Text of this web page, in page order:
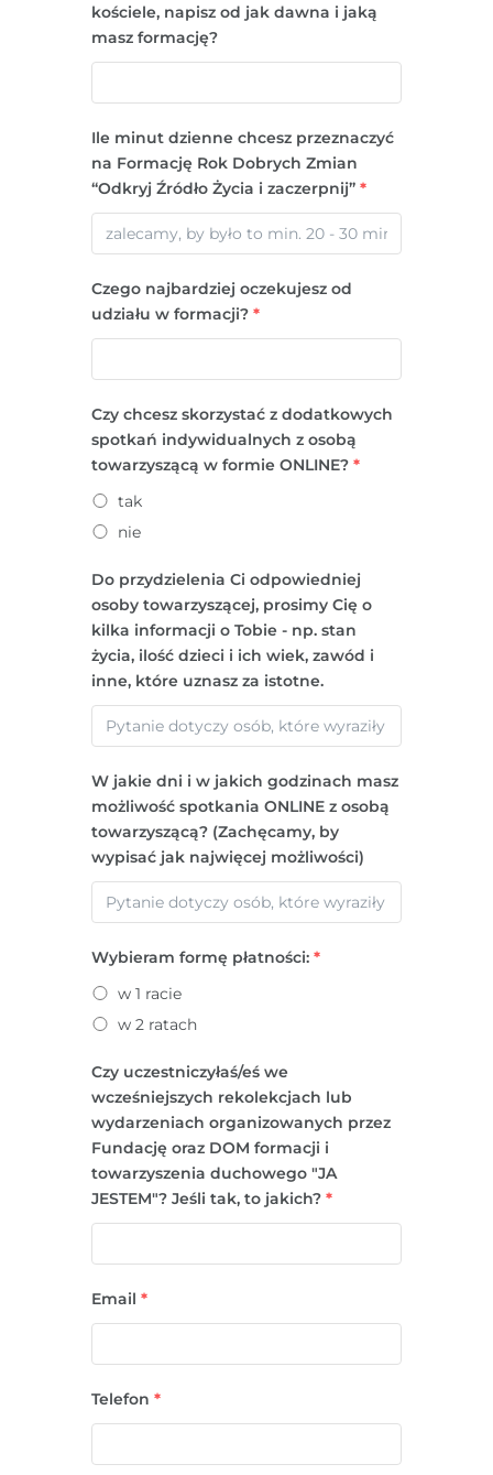
kościele, napisz od jak dawna i jaką
masz formację?
Ile minut dzienne chcesz przeznaczyć
na Formację Rok Dobrych Zmian
“Odkryj Źródło Życia i zaczerpnij” *
Czego najbardziej oczekujesz od
udziału w formacji? *
Czy chcesz skorzystać z dodatkowych
spotkań indywidualnych z osobą
towarzyszącą w formie ONLINE? *
tak
nie
Do przydzielenia Ci odpowiedniej
osoby towarzyszącej, prosimy Cię o
kilka informacji o Tobie - np. stan
życia, ilość dzieci i ich wiek, zawód i
inne, które uznasz za istotne.
W jakie dni i w jakich godzinach masz
możliwość spotkania ONLINE z osobą
towarzyszącą? (Zachęcamy, by
wypisać jak najwięcej możliwości)
Wybieram formę płatności: *
w 1 racie
w 2 ratach
Czy uczestniczyłaś/eś we
wcześniejszych rekolekcjach lub
wydarzeniach organizowanych przez
Fundację oraz DOM formacji i
towarzyszenia duchowego "JA
JESTEM"? Jeśli tak, to jakich? *
Email *
Telefon *